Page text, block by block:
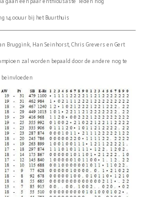
gaan een paar enthiousaste leden nog
14.00uur bij het Buurthuis
Bruggink, Han Seinhorst, Chris Grevers en Gert
zal worden bepaald door de andere nog te
beinvloeden